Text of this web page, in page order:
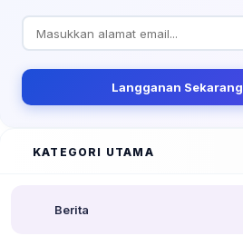
Langganan Sekarang
KATEGORI UTAMA
Berita